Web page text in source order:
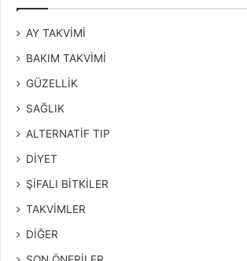
AY TAKVİMİ
BAKIM TAKVİMİ
GÜZELLİK
SAĞLIK
ALTERNATİF TIP
DİYET
ŞİFALI BİTKİLER
TAKVİMLER
DİĞER